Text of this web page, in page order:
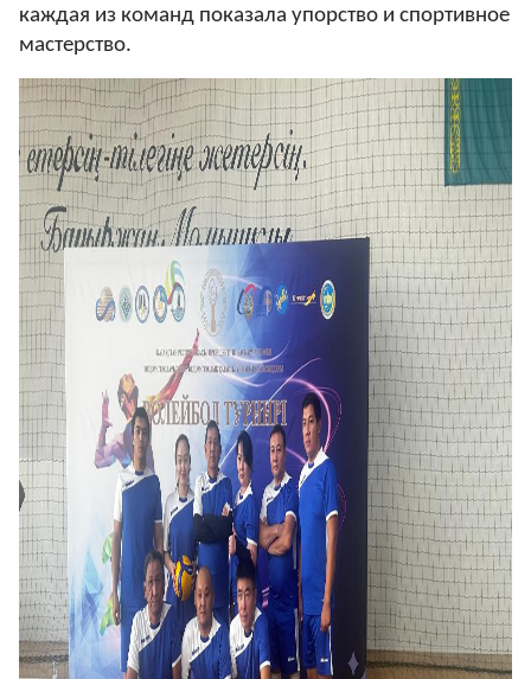
каждая из команд показала упорство и спортивное
мастерство.